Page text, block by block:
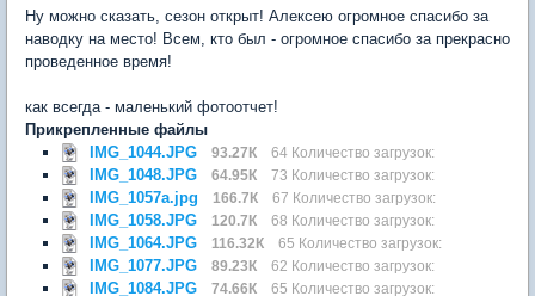
Ну можно сказать, сезон открыт! Алексею огромное спасибо за
наводку на место! Всем, кто был - огромное спасибо за прекрасно
проведенное время!
как всегда - маленький фотоотчет!
Прикрепленные файлы
IMG_1044.JPG
93.27К 64 Количество загрузок:
IMG_1048.JPG 64.95К 73 Количество загрузок:
IMG_1057а.jpg 166.7К 67 Количество загрузок:
IMG_1058.JPG 120.7К 68 Количество загрузок:
IMG_1064.JPG 116.32К 65 Количество загрузок:
IMG_1077.JPG 89.23К 62 Количество загрузок:
IMG_1084.JPG 74.66К 65 Количество загрузок: